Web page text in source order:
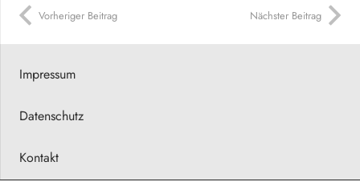
Vorheriger Beitrag Nächster Beitrag
Impressum
Datenschutz
Kontakt